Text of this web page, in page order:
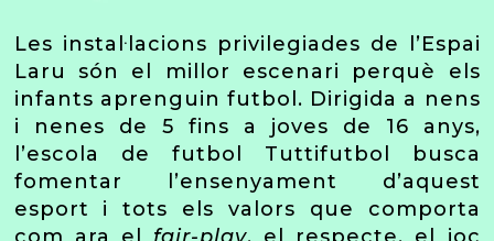
Les instal·lacions privilegiades de l’Espai
Laru són el millor escenari perquè els
infants aprenguin futbol. Dirigida a nens
i nenes de 5 fins a joves de 16 anys,
l’escola de futbol Tuttifutbol busca
fomentar l’ensenyament d’aquest
esport i tots els valors que comporta
com ara el fair-play, el respecte, el joc